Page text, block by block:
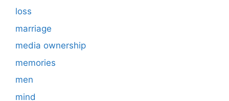
loss
marriage
media ownership
memories
men
mind